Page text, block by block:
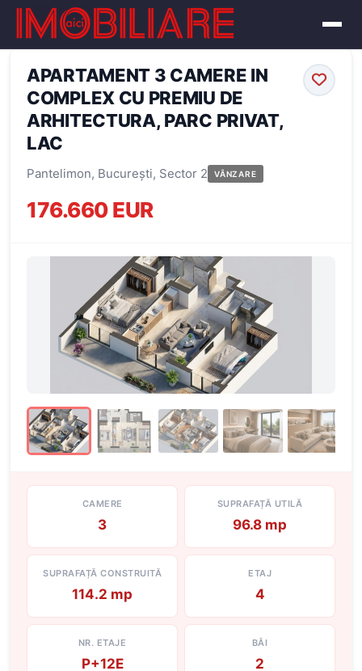
← Înapoi la oferte
APARTAMENT 3 CAMERE IN
COMPLEX CU PREMIU DE
ARHITECTURA, PARC PRIVAT,
LAC
Pantelimon, București, Sector 2 VÂNZARE
176.660 EUR
CAMERE
3
SUPRAFAȚĂ UTILĂ
96.8 mp
SUPRAFAȚĂ CONSTRUITĂ
114.2 mp
ETAJ
4
NR. ETAJE
P+12E
BĂI
2